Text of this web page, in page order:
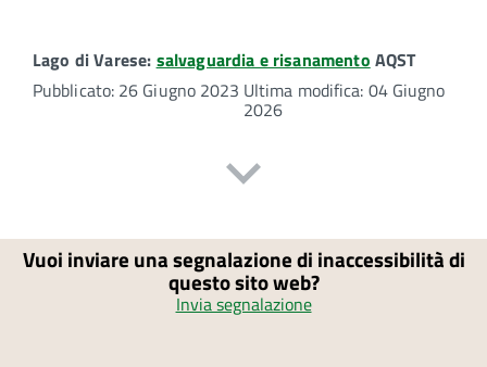
Lago di Varese: salvaguardia e risanamento AQST
Pubblicato: 26 Giugno 2023 Ultima modifica: 04 Giugno
2026
Vuoi inviare una segnalazione di inaccessibilità di
questo sito web?
Invia segnalazione